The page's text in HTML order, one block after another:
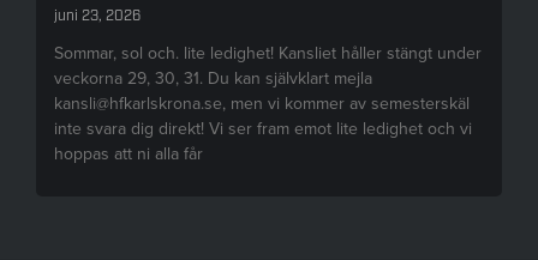
juni 23, 2026
Sommar, sol och. lite ledighet! Kansliet håller stängt under
veckorna 29, 30, 31. Du kan självklart mejla
kansli@hfkarlskrona.se, men vi kommer av semesterskäl
inte svara dig direkt! Vi ser fram emot lite ledighet och vi
hoppas att ni alla får